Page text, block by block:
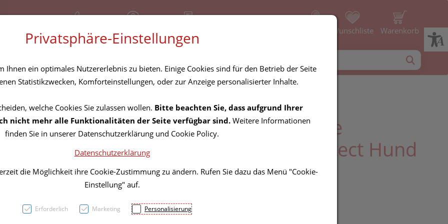
+43 (01) 3683167 Geschlossen Wunschliste Warenkorb
Veterinaerprodukte
Bogavital Joint Protect Hund
Forte 500g
PZN: 4610735
Privatsphäre-Einstellungen
Ihnen ein optimales Nutzererlebnis zu bieten. Einige Cookies sind für den Betrieb der Seite
Statistikzwecken, Komforteinstellungen, oder zur Anzeige personalisierter Inhalte.
welche Cookies Sie zulassen wollen. Bitte beachten Sie, dass aufgrund Ihrer
nicht mehr alle Funktionalitäten der Seite verfügbar sind. Weitere Informationen
finden Sie in unserer Datenschutzerklärung und Cookie Policy.
Datenschutzerklärung
die Möglichkeit ihre Cookie-Zustimmung zu ändern. Rufen Sie dazu das Menü "Cookie-
Einstellung" auf.
Erforderlich Marketing Personalisierung